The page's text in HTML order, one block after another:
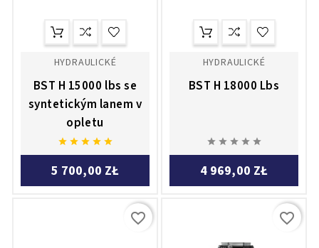
HYDRAULICKÉ
BST H 15000 lbs se
syntetickým lanem v
opletu
    
5 700,00 ZŁ
HYDRAULICKÉ
BST H 18000 Lbs
    
4 969,00 ZŁ
favorite_border favorite_border